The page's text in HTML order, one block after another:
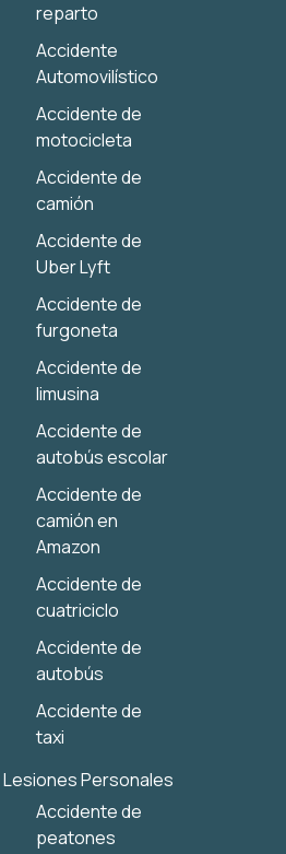
reparto
Accidente
Automovilístico
Accidente de
motocicleta
Accidente de
camión
Accidente de
Uber Lyft
Accidente de
furgoneta
Accidente de
limusina
Accidente de
autobús escolar
Accidente de
camión en
Amazon
Accidente de
cuatriciclo
Accidente de
autobús
Accidente de
taxi
Lesiones Personales
Accidente de
peatones